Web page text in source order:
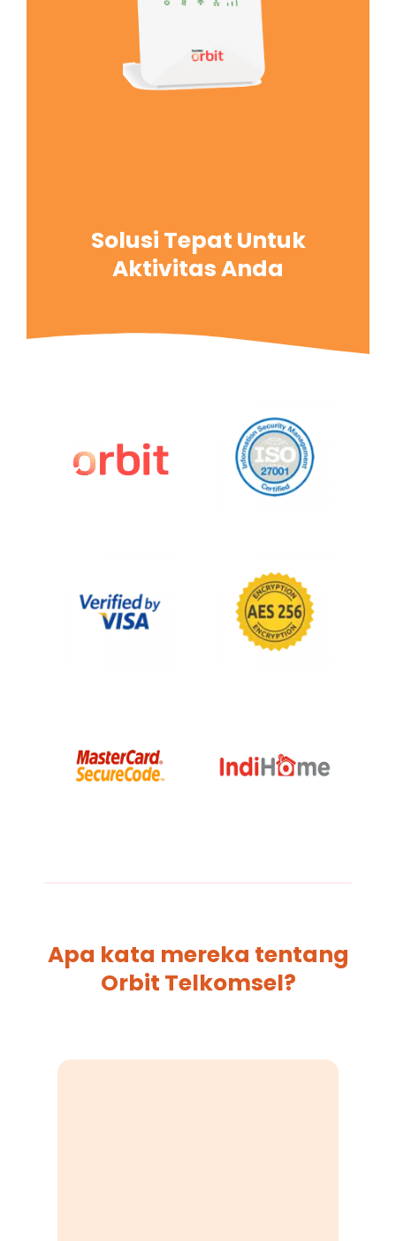
Solusi Tepat Untuk
Aktivitas Anda
Apa kata mereka tentang
Orbit Telkomsel?